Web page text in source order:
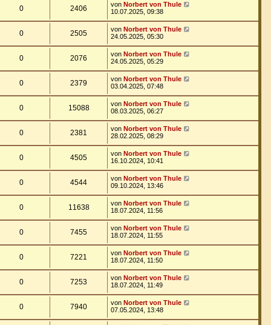
0 2406 von Norbert von Thule
10.07.2025, 09:38
0 2505 von Norbert von Thule
24.05.2025, 05:30
0 2076 von Norbert von Thule
24.05.2025, 05:29
0 2379 von Norbert von Thule
03.04.2025, 07:48
0 15088 von Norbert von Thule
08.03.2025, 06:27
0 2381 von Norbert von Thule
28.02.2025, 08:29
0 4505 von Norbert von Thule
16.10.2024, 10:41
0 4544 von Norbert von Thule
09.10.2024, 13:46
0 11638 von Norbert von Thule
18.07.2024, 11:56
0 7455 von Norbert von Thule
18.07.2024, 11:55
0 7221 von Norbert von Thule
18.07.2024, 11:50
0 7253 von Norbert von Thule
18.07.2024, 11:49
0 7940 von Norbert von Thule
07.05.2024, 13:48